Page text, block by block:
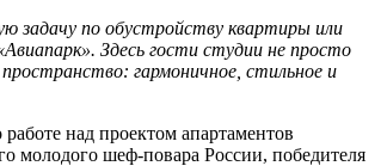
задачу по обустройству квартиры или
Здесь гости студии не просто
гармоничное, стильное и
над проектом апартаментов
молодого шеф-повара России, победителя